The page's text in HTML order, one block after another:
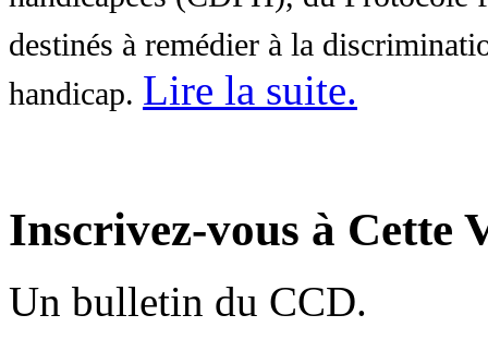
destinés à remédier à la
handicap. Lire la suite.
Inscrivez-vous à Cette
Un bulletin du CCD.